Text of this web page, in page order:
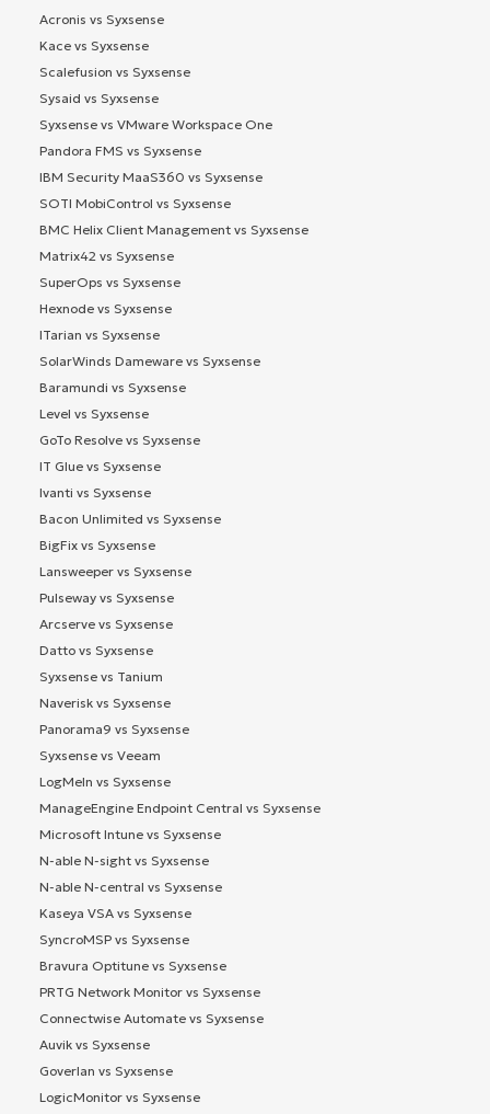
Acronis vs Syxsense
Kace vs Syxsense
Scalefusion vs Syxsense
Sysaid vs Syxsense
Syxsense vs VMware Workspace One
Pandora FMS vs Syxsense
IBM Security MaaS360 vs Syxsense
SOTI MobiControl vs Syxsense
BMC Helix Client Management vs Syxsense
Matrix42 vs Syxsense
SuperOps vs Syxsense
Hexnode vs Syxsense
ITarian vs Syxsense
SolarWinds Dameware vs Syxsense
Baramundi vs Syxsense
Level vs Syxsense
GoTo Resolve vs Syxsense
IT Glue vs Syxsense
Ivanti vs Syxsense
Bacon Unlimited vs Syxsense
BigFix vs Syxsense
Lansweeper vs Syxsense
Pulseway vs Syxsense
Arcserve vs Syxsense
Datto vs Syxsense
Syxsense vs Tanium
Naverisk vs Syxsense
Panorama9 vs Syxsense
Syxsense vs Veeam
LogMeIn vs Syxsense
ManageEngine Endpoint Central vs Syxsense
Microsoft Intune vs Syxsense
N-able N-sight vs Syxsense
N-able N-central vs Syxsense
Kaseya VSA vs Syxsense
SyncroMSP vs Syxsense
Bravura Optitune vs Syxsense
PRTG Network Monitor vs Syxsense
Connectwise Automate vs Syxsense
Auvik vs Syxsense
Goverlan vs Syxsense
LogicMonitor vs Syxsense